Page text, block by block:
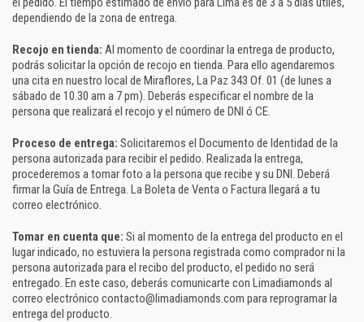
dependiendo de la zona de entrega.
Recojo en tienda: Al momento de coordinar la entrega de producto,
podrás solicitar la opción de recojo en tienda. Para ello agendaremos
una cita en nuestro local de Miraflores, La Paz 343 Of. 01 (de lunes a
sábado de 10.30 am a 7 pm). Deberás especificar el nombre de la
persona que realizará el recojo y el número de DNI ó CE.
Proceso de entrega: Solicitaremos el Documento de Identidad de la
persona autorizada para recibir el pedido. Realizada la entrega,
procederemos a tomar foto a la persona que recibe y su DNI. Deberá
firmar la Guía de Entrega. La Boleta de Venta o Factura llegará a tu
correo electrónico.
Tomar en cuenta que: Si al momento de la entrega del producto en el
lugar indicado, no estuviera la persona registrada como comprador ni la
persona autorizada para el recibo del producto, el pedido no será
entregado. En este caso, deberás comunicarte con Limadiamonds al
correo electrónico contacto@limadiamonds.com para reprogramar la
entrega del producto.